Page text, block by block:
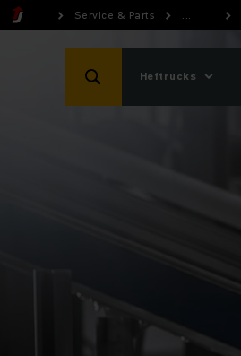
Service & Parts ...
Heftrucks